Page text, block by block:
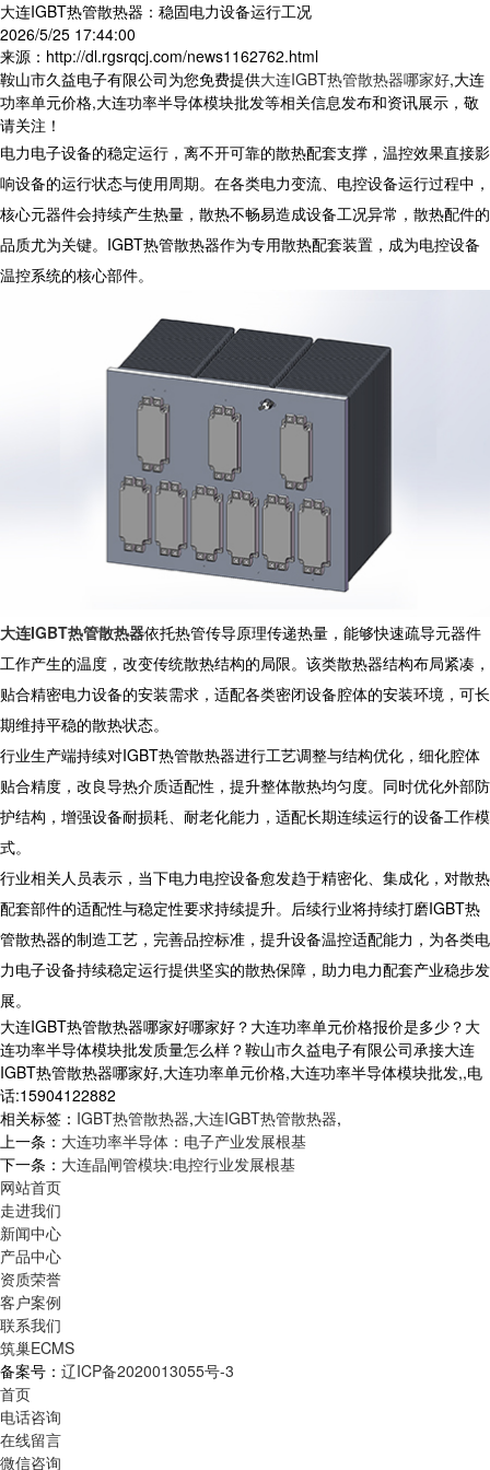
大连IGBT热管散热器：稳固电力设备运行工况
2026/5/25 17:44:00
来源：http://dl.rgsrqcj.com/news1162762.html
鞍山市久益电子有限公司为您免费提供大连IGBT热管散热器哪家好,大连
功率单元价格,大连功率半导体模块批发等相关信息发布和资讯展示，敬
请关注！
电力电子设备的稳定运行，离不开可靠的散热配套支撑，温控效果直接影
响设备的运行状态与使用周期。在各类电力变流、电控设备运行过程中，
核心元器件会持续产生热量，散热不畅易造成设备工况异常，散热配件的
品质尤为关键。IGBT热管散热器作为专用散热配套装置，成为电控设备
温控系统的核心部件。
大连IGBT热管散热器依托热管传导原理传递热量，能够快速疏导元器件
工作产生的温度，改变传统散热结构的局限。该类散热器结构布局紧凑，
贴合精密电力设备的安装需求，适配各类密闭设备腔体的安装环境，可长
期维持平稳的散热状态。
行业生产端持续对IGBT热管散热器进行工艺调整与结构优化，细化腔体
贴合精度，改良导热介质适配性，提升整体散热均匀度。同时优化外部防
护结构，增强设备耐损耗、耐老化能力，适配长期连续运行的设备工作模
式。
行业相关人员表示，当下电力电控设备愈发趋于精密化、集成化，对散热
配套部件的适配性与稳定性要求持续提升。后续行业将持续打磨IGBT热
管散热器的制造工艺，完善品控标准，提升设备温控适配能力，为各类电
力电子设备持续稳定运行提供坚实的散热保障，助力电力配套产业稳步发
展。
大连IGBT热管散热器哪家好哪家好？大连功率单元价格报价是多少？大
连功率半导体模块批发质量怎么样？鞍山市久益电子有限公司承接大连
IGBT热管散热器哪家好,大连功率单元价格,大连功率半导体模块批发,,电
话:15904122882
相关标签： IGBT热管散热器,大连IGBT热管散热器,
上一条： 大连功率半导体：电子产业发展根基
下一条： 大连晶闸管模块:电控行业发展根基
网站首页
走进我们
新闻中心
产品中心
资质荣誉
客户案例
联系我们
筑巢ECMS
备案号： 辽ICP备2020013055号-3
首页
电话咨询
在线留言
微信咨询